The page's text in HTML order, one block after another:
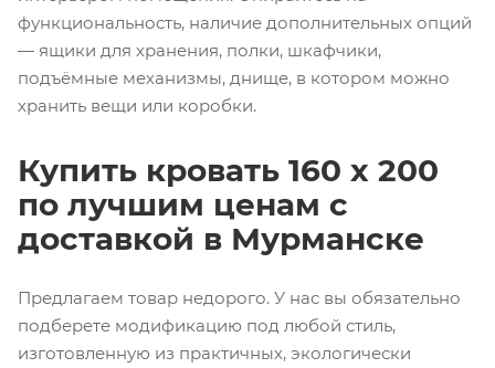
функциональность, наличие дополнительных опций
— ящики для хранения, полки, шкафчики,
подъёмные механизмы, днище, в котором можно
хранить вещи или коробки.
Купить кровать 160 х 200
по лучшим ценам с
доставкой в Мурманске
Предлагаем товар недорого. У нас вы обязательно
подберете модификацию под любой стиль,
изготовленную из практичных, экологически